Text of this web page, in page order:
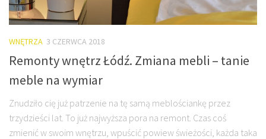
WNĘTRZA 3 CZERWCA 2018
Remonty wnętrz Łódź. Zmiana mebli – tanie
meble na wymiar
Znudziło cię już patrzenie na tę samą meblościankę przez
trzydzieści lat. To już najwyższa pora na remont. Czas coś
zmienić w swoim wnętrzu, wpuścić powiew świeżości, każda taka